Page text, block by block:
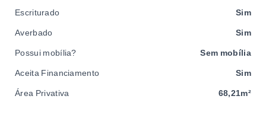
Escriturado Sim
Averbado Sim
Possui mobília? Sem mobília
Aceita Financiamento Sim
Área Privativa 68,21m²